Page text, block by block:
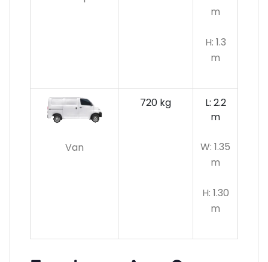
m
H: 1.3
m
Van
720 kg
L: 2.2
m
W: 1.35
m
H: 1.30
m